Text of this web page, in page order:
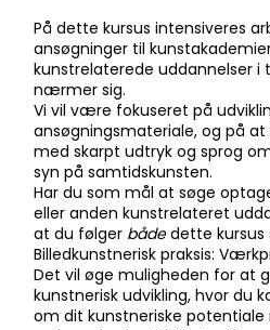
På dette kursus intensiveres
ansøgninger til
kunstrelaterede uddannelser
nærmer sig.
Vi vil være fokuseret på
ansøgningsmateriale, og på
med skarpt udtryk og sprog
syn på samtidskunsten.
Har du som mål at søge
eller anden kunstrelateret
at du følger bådedette kursus
Billedkunstnerisk praksis:
Det vil øge muligheden for at
kunstnerisk udvikling, hvor du
om dit kunstneriske